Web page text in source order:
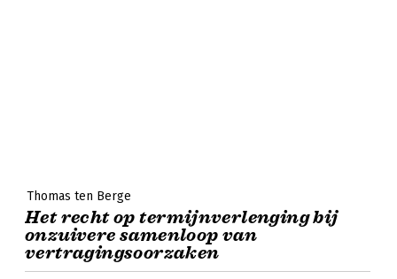
Thomas ten Berge
Het recht op termijnverlenging bij
onzuivere samenloop van
vertragingsoorzaken